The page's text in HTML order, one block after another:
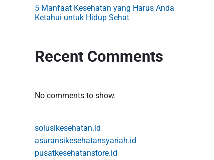
5 Manfaat Kesehatan yang Harus Anda
Ketahui untuk Hidup Sehat
Recent Comments
No comments to show.
solusikesehatan.id
asuransikesehatansyariah.id
pusatkesehatanstore.id